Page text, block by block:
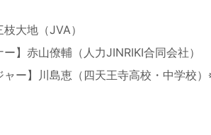
枝大地（JVA）
ー】赤山僚輔（人力JINRIKI合同会社）
ャー】川島恵（四天王寺高校・中学校